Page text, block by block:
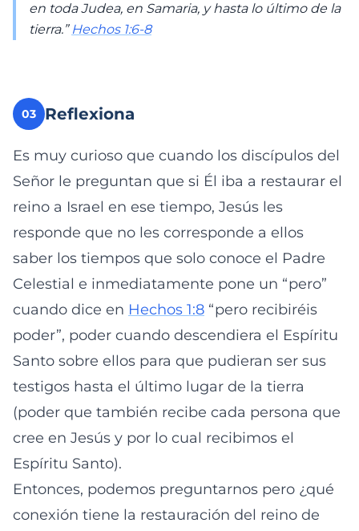
en toda Judea, en Samaria, y hasta lo último de la
tierra.” Hechos 1:6-8
03 Reflexiona
Es muy curioso que cuando los discípulos del
Señor le preguntan que si Él iba a restaurar el
reino a Israel en ese tiempo, Jesús les
responde que no les corresponde a ellos
saber los tiempos que solo conoce el Padre
Celestial e inmediatamente pone un “pero”
cuando dice en Hechos 1:8 “pero recibiréis
poder”, poder cuando descendiera el Espíritu
Santo sobre ellos para que pudieran ser sus
testigos hasta el último lugar de la tierra
(poder que también recibe cada persona que
cree en Jesús y por lo cual recibimos el
Espíritu Santo).
Entonces, podemos preguntarnos pero ¿qué
conexión tiene la restauración del reino de